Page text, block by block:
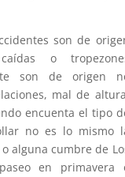
son de
o
son de origen
mal de
encuenta el tipo
no es lo mismo
alguna cumbre de
en primavera